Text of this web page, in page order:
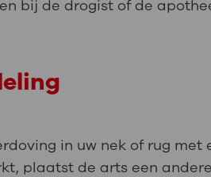
bij de drogist of de
in uw nek of rug met
plaatst de arts een